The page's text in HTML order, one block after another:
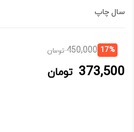
سال چاپ
17%
450,000 تومانقیمت
373,500 تومان
قیمت
373,500 تومان.